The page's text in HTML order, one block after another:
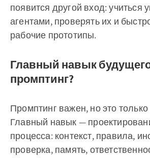
появится другой вход: учиться
агентами, проверять их и
рабочие прототипы.
Главный навык
промптинг?
Промптинг важен, но это
Главный навык —
процесса: контекст, правила,
проверка, память,